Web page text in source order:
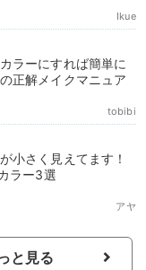
Ikue
ラーにすれば簡単に
正解メイクマニュア
tobibi
小さく見えてます！
ラー3選
アヤ
と見る